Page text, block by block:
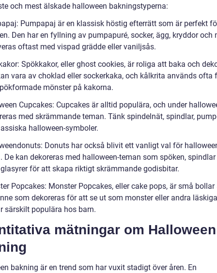
och mest älskade halloween bakningstyperna:
Pumpapaj är en klassisk höstig efterrätt som är perfekt
Den har en fyllning av pumpapuré, socker, ägg, kryddor och
oftast med vispad grädde eller vaniljsås.
Spökkakor, eller ghost cookies, är roliga att baka och
vara av choklad eller sockerkaka, och kålkrita används ofta
mönster på kakorna.
Cupcakes: Cupcakes är alltid populära, och under
med skrämmande teman. Tänk spindelnät, spindlar,
halloween-symboler.
Donuts har också blivit ett vanligt val för
De kan dekoreras med halloween-teman som spöken, spindlar
för att skapa riktigt skrämmande godisbitar.
Popcakes: Monster Popcakes, eller cake pops, är små bollar
som dekoreras för att se ut som monster eller andra
särskilt populära hos barn.
mätningar om Halloween
bakning är en trend som har vuxit stadigt över åren. En